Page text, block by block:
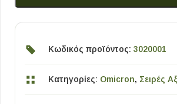
Κωδικός προϊόντος: 3020001
Κατηγορίες: Omicron, Σειρές